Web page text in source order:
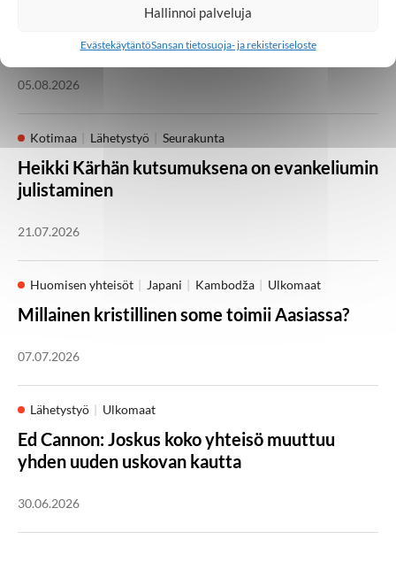
Hallinnoi palveluja
EvästekäytäntöSansan tietosuoja- ja rekisteriseloste
jäljellä! Medialähetyspäivät Lempäälässä 21.–
23. elokuuta
05.08.2026
Kotimaa Lähetystyö Seurakunta
Heikki Kärhän kutsumuksena on evankeliumin
julistaminen
21.07.2026
Huomisen yhteisöt Japani Kambodža Ulkomaat
Millainen kristillinen some toimii Aasiassa?
07.07.2026
Lähetystyö Ulkomaat
Ed Cannon: Joskus koko yhteisö muuttuu
yhden uuden uskovan kautta
30.06.2026